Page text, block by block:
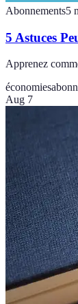
Abonnements5
5 Astuces
Apprenez
économies
Aug 7